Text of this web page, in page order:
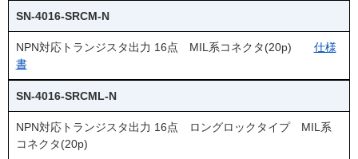
SN-4016-SRCM-N
NPN対応トランジスタ出力 16点 MIL系コネクタ(20p) 仕様
書
SN-4016-SRCML-N
NPN対応トランジスタ出力 16点 ロングロックタイプ MIL系
コネクタ(20p)